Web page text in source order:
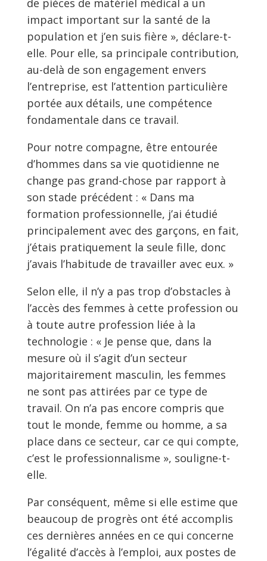
de pièces de matériel médical a un
impact important sur la santé de la
population et j’en suis fière », déclare-t-
elle. Pour elle, sa principale contribution,
au-delà de son engagement envers
l’entreprise, est l’attention particulière
portée aux détails, une compétence
fondamentale dans ce travail.
Pour notre compagne, être entourée
d’hommes dans sa vie quotidienne ne
change pas grand-chose par rapport à
son stade précédent : « Dans ma
formation professionnelle, j’ai étudié
principalement avec des garçons, en fait,
j’étais pratiquement la seule fille, donc
j’avais l’habitude de travailler avec eux. »
Selon elle, il n’y a pas trop d’obstacles à
l’accès des femmes à cette profession ou
à toute autre profession liée à la
technologie : « Je pense que, dans la
mesure où il s’agit d’un secteur
majoritairement masculin, les femmes
ne sont pas attirées par ce type de
travail. On n’a pas encore compris que
tout le monde, femme ou homme, a sa
place dans ce secteur, car ce qui compte,
c’est le professionnalisme », souligne-t-
elle.
Par conséquent, même si elle estime que
beaucoup de progrès ont été accomplis
ces dernières années en ce qui concerne
l’égalité d’accès à l’emploi, aux postes de